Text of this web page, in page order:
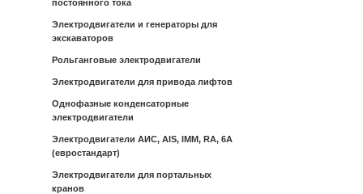
постоянного тока
Электродвигатели и генераторы для
экскаваторов
Рольганговые электродвигатели
Электродвигатели для привода лифтов
Однофазные конденсаторные
электродвигатели
Электродвигатели АИС, AIS, IMM, RA, 6A
(евростандарт)
Электродвигатели для портальных
кранов